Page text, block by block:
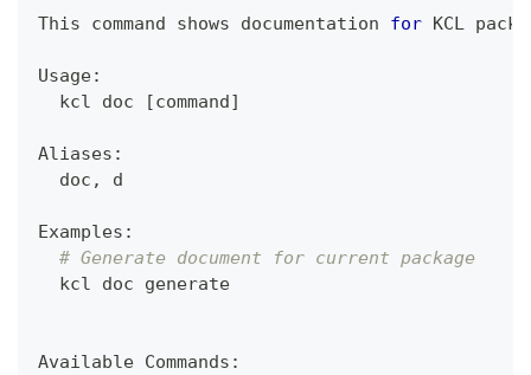
This command shows documentation for KCL
Usage:
  kcl doc
[command]
Aliases:
  doc, d
Examples:
# Generate document for current package
  kcl doc generate
Available Commands: